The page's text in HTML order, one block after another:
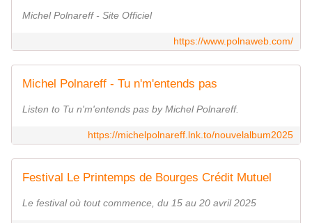
Michel Polnareff - Site Officiel
https://www.polnaweb.com/
Michel Polnareff - Tu n'm'entends pas
Listen to Tu n'm'entends pas by Michel Polnareff.
https://michelpolnareff.lnk.to/nouvelalbum2025
Festival Le Printemps de Bourges Crédit Mutuel
Le festival où tout commence, du 15 au 20 avril 2025